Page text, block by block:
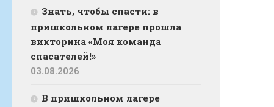
Знать, чтобы спасти: в
пришкольном лагере прошла
викторина «Моя команда
спасателей!»
03.08.2026
В пришкольном лагере